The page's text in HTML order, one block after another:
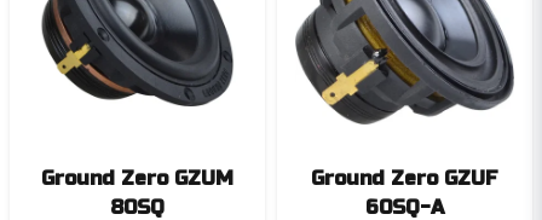
Ground Zero GZUM
80SQ
Ground Zero GZUF
60SQ-A